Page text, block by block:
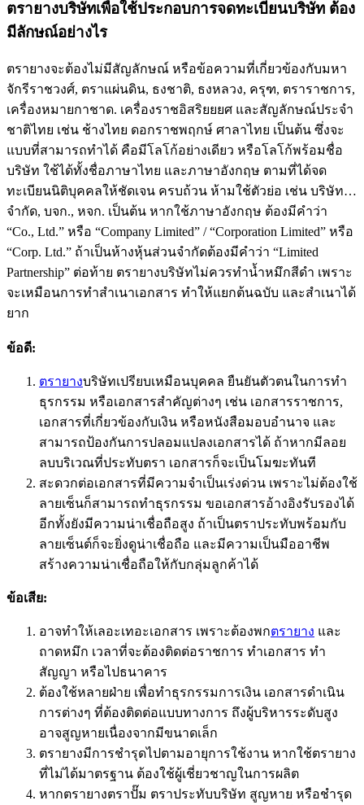
ตรายางบริษัทเพื่อใช้ประกอบการจดทะเบียนบริษัท ต้อง
มีลักษณ์อย่างไร
ตรายางจะต้องไม่มีสัญลักษณ์ หรือข้อความที่เกี่ยวข้องกับมหา
จักรีราชวงศ์, ตราแผ่นดิน, ธงชาติ, ธงหลวง, ครุฑ, ตราราชการ,
เครื่องหมายกาชาด. เครื่องราชอิสริยยยศ และสัญลักษณ์ประจำ
ชาติไทย เช่น ช้างไทย ดอกราชพฤกษ์ ศาลาไทย เป็นต้น ซึ่งจะ
แบบที่สามารถทำได้ คือมีโลโก้อย่างเดียว หรือโลโก้พร้อมชื่อ
บริษัท ใช้ได้ทั้งชื่อภาษาไทย และภาษาอังกฤษ ตามที่ได้จด
ทะเบียนนิติบุคคลให้ชัดเจน ครบถ้วน ห้ามใช้ตัวย่อ เช่น บริษัท…
จำกัด, บจก., หจก. เป็นต้น หากใช้ภาษาอังกฤษ ต้องมีคำว่า
“Co., Ltd.” หรือ “Company Limited” / “Corporation Limited” หรือ
“Corp. Ltd.” ถ้าเป็นห้างหุ้นส่วนจำกัดต้องมีคำว่า “Limited
Partnership” ต่อท้าย ตรายางบริษัทไม่ควรทำน้ำหมึกสีดำ เพราะ
จะเหมือนการทำสำเนาเอกสาร ทำให้แยกต้นฉบับ และสำเนาได้
ยาก
ข้อดี:
ตรายางบริษัทเปรียบเหมือนบุคคล ยืนยันตัวตนในการทำ
ธุรกรรม หรือเอกสารสำคัญต่างๆ เช่น เอกสารราชการ,
เอกสารที่เกี่ยวข้องกับเงิน หรือหนังสือมอบอำนาจ และ
สามารถป้องกันการปลอมแปลงเอกสารได้ ถ้าหากมีลอย
ลบบริเวณที่ประทับตรา เอกสารก็จะเป็นโมฆะทันที
สะดวกต่อเอกสารที่มีความจำเป็นเร่งด่วน เพราะไม่ต้องใช้
ลายเซ็นก็สามารถทำธุรกรรม ขอเอกสารอ้างอิงรับรองได้
อีกทั้งยังมีความน่าเชื่อถือสูง ถ้าเป็นตราประทับพร้อมกับ
ลายเซ็นต์ก็จะยิ่งดูน่าเชื่อถือ และมีความเป็นมืออาชีพ
สร้างความน่าเชื่อถือให้กับกลุ่มลูกค้าได้
ข้อเสีย:
อาจทำให้เลอะเทอะเอกสาร เพราะต้องพกตรายาง และ
ถาดหมึก เวลาที่จะต้องติดต่อราชการ ทำเอกสาร ทำ
สัญญา หรือไปธนาคาร
ต้องใช้หลายฝ่าย เพื่อทำธุรกรรมการเงิน เอกสารดำเนิน
การต่างๆ ที่ต้องติดต่อแบบทางการ ถึงผู้บริหารระดับสูง
อาจสูญหายเนื่องจากมีขนาดเล็ก
ตรายางมีการชำรุดไปตามอายุการใช้งาน หากใช้ตรายาง
ที่ไม่ได้มาตรฐาน ต้องใช้ผู้เชี่ยวชาญในการผลิต
หากตรายางตราปั๊ม ตราประทับบริษัท สูญหาย หรือชำรุด